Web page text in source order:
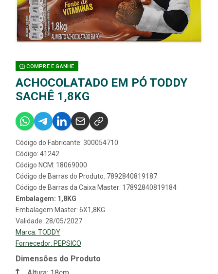
COMPRE E GANHE
ACHOCOLATADO EM PÓ TODDY
SACHÊ 1,8KG
Código do Fabricante: 300054710
Código: 41242
Código NCM: 18069000
Código de Barras do Produto: 7892840819187
Código de Barras da Caixa Master: 17892840819184
Embalagem: 1,8KG
Embalagem Master: 6X1,8KG
Validade: 28/05/2027
Marca: TODDY
Fornecedor: PEPSICO
Dimensões do Produto